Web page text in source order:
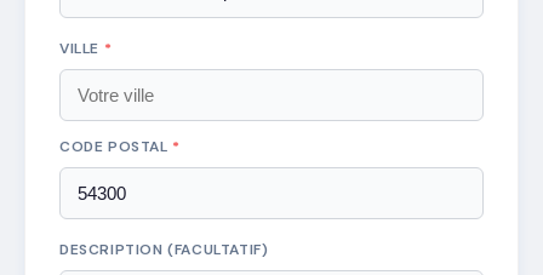
VILLE *
CODE POSTAL *
DESCRIPTION (FACULTATIF)